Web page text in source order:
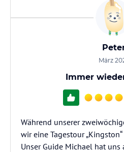
März
Immer
Während unserer
wir eine Tagestour
Unser Guide Michael hat uns